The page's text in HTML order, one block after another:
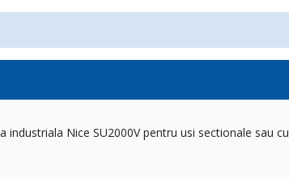
Nice SU2000V pentru usi sectionale sau